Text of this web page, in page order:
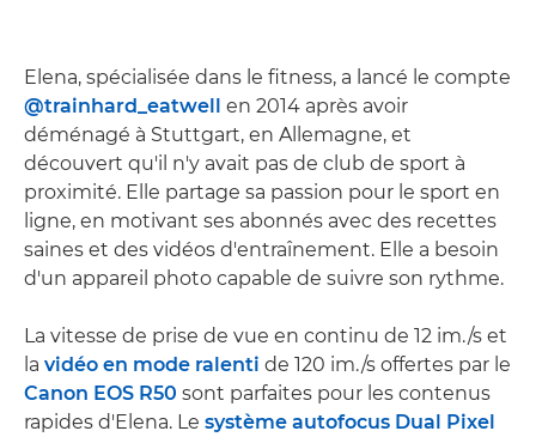
Elena, spécialisée dans le fitness, a lancé le compte
@trainhard_eatwell en 2014 après avoir
déménagé à Stuttgart, en Allemagne, et
découvert qu'il n'y avait pas de club de sport à
proximité. Elle partage sa passion pour le sport en
ligne, en motivant ses abonnés avec des recettes
saines et des vidéos d'entraînement. Elle a besoin
d'un appareil photo capable de suivre son rythme.
La vitesse de prise de vue en continu de 12 im./s et
la vidéo en mode ralenti de 120 im./s offertes par le
Canon EOS R50 sont parfaites pour les contenus
rapides d'Elena. Le système autofocus Dual Pixel